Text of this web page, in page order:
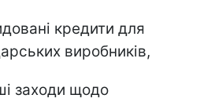
кредити для
виробників,
заходи щодо